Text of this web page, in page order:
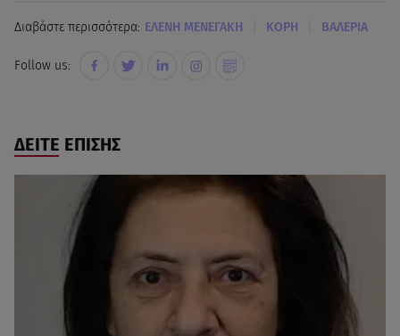
Διαβάστε περισσότερα: ΕΛΕΝΗ ΜΕΝΕΓΑΚΗ ΚΟΡΗ ΒΑΛΕΡΙΑ
Follow us:
ΔΕΙΤΕ ΕΠΙΣΗΣ